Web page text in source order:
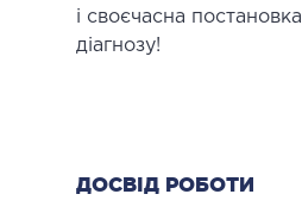
і своєчасна постановка
діагнозу!
ДОСВІД РОБОТИ